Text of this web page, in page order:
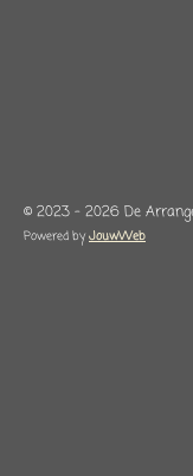
© 2023 - 2026 De
Powered byJouwWeb